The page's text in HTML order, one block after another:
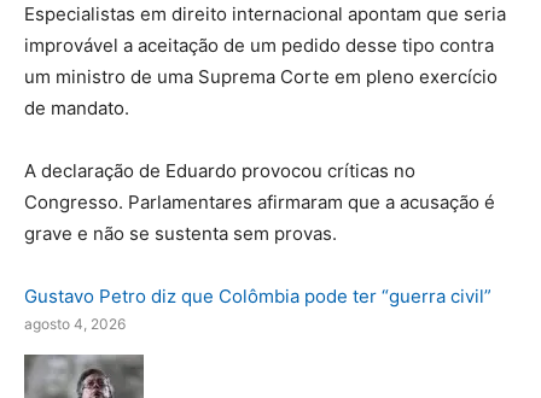
Especialistas em direito internacional apontam que seria
improvável a aceitação de um pedido desse tipo contra
um ministro de uma Suprema Corte em pleno exercício
de mandato.
A declaração de Eduardo provocou críticas no
Congresso. Parlamentares afirmaram que a acusação é
grave e não se sustenta sem provas.
Gustavo Petro diz que Colômbia pode ter “guerra civil”
agosto 4, 2026